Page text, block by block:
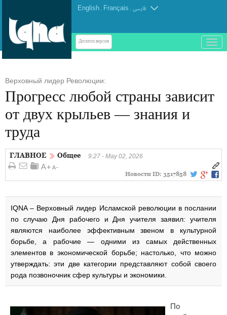
English . Français . فارسی
Десктоп-версия
باز
و
Верховный лидер Революции:
Прогресс любой страны зависит
от двух крыльев — знания и
труда
ГЛАВНОЕ Общее 9:27 - May 02, 2026
Новости ID: 3517858
IQNA – Верховный лидер Исламской революции в послании
по случаю Дня рабочего и Дня учителя заявил: учителя
являются наиболее эффективным звеном в культурной
борьбе, а рабочие — одними из самых действенных
элементов в экономической борьбе; настолько, что можно
утверждать: эти две категории представляют собой своего
рода позвоночник сфер культуры и экономики.
По